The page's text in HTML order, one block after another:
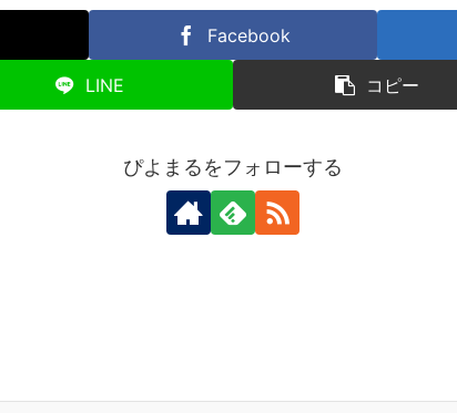
Facebook
LINE コピー
ぴよまるをフォローする